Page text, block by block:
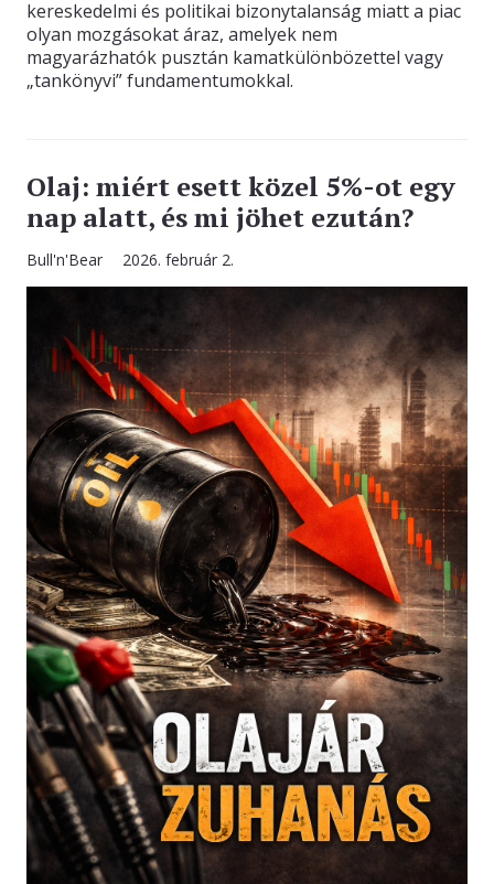
kereskedelmi és politikai bizonytalanság miatt a piac
olyan mozgásokat áraz, amelyek nem
magyarázhatók pusztán kamatkülönbözettel vagy
„tankönyvi” fundamentumokkal.
Olaj: miért esett közel 5%-ot egy
nap alatt, és mi jöhet ezután?
Bull'n'Bear 2026. február 2.